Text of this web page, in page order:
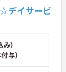
デイサービ
）
与）